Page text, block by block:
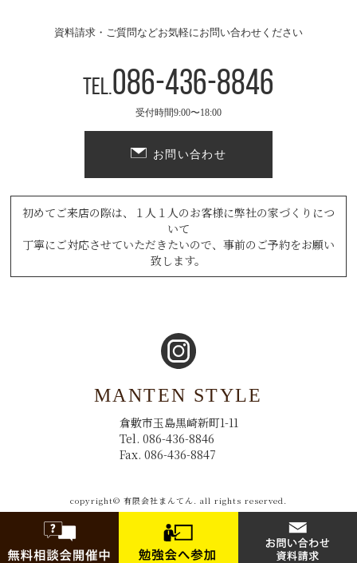
資料請求・ご質問などお気軽にお問い合わせください
Tel.086-436-8846
受付時間9:00〜18:00
お問い合わせ
初めてご来店の際は、１人１人のお客様に弊社の家づくりにつ
いて
丁寧にご対応させていただきたいので、事前のご予約をお願い
致します。
MANTEN STYLE
倉敷市玉島黒崎新町1-11
Tel. 086-436-8846
Fax. 086-436-8847
copyright© 有限会社まんてん. all rights reserved.